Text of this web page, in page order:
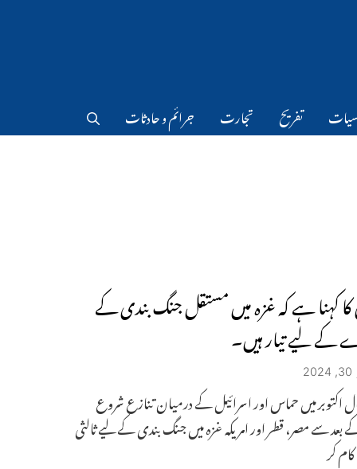
تفریح تجارت جرائم و حادثات
کہنا ہے کہ غزہ میں مستقل جنگ بندی کے
کے لیے تیار ہیں۔
اکتوبر میں حماس اور اسرائیل کے درمیان تنازع شروع
سے مصر، قطر اور امریکہ غزہ میں جنگ بندی کے لیے ثالثی
کر